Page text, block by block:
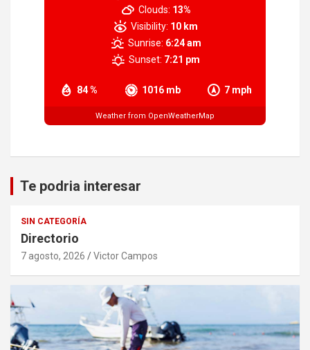
84 % 1016 mb 7 mph
Clouds: 13%
Visibility: 10 km
Sunrise: 6:24 am
Sunset: 7:21 pm
Weather from OpenWeatherMap
Te podria interesar
SIN CATEGORÍA
Directorio
7 agosto, 2026 Victor Campos